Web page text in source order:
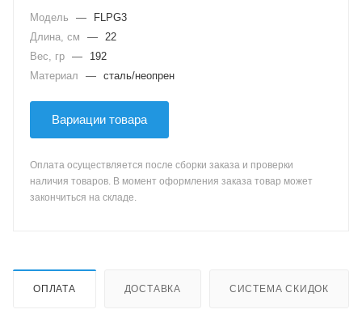
Модель —
FLPG3
Длина, см
— 22
Вес, гр —
192
Материал
— сталь/неопрен
Вариации товара
Оплата осуществляется после сборки заказа и проверки
наличия товаров. В момент оформления заказа товар может
закончиться на складе.
ОПЛАТА ДОСТАВКА СИСТЕМА СКИДОК